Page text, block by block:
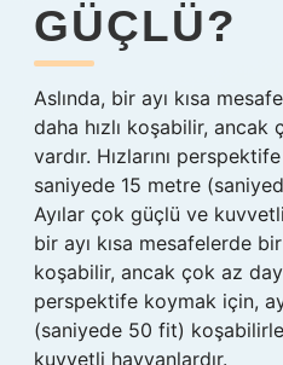
GÜÇLÜ?
Aslında, bir ayı kısa
daha hızlı koşabilir, ancak
vardır. Hızlarını
saniyede 15 metre
Ayılar çok güçlü ve
bir ayı kısa mesafelerde bir
koşabilir, ancak çok az
perspektife koymak için,
(saniyede 50 fit)
kuvvetli hayvanlardır.